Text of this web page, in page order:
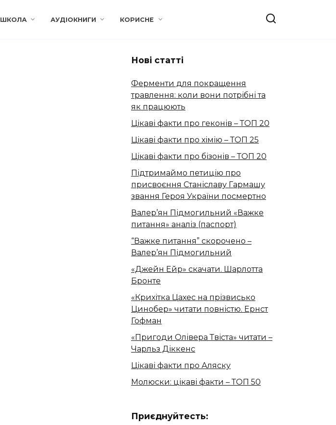
ШКОЛА АУДІОКНИГИ КОРИСНЕ
Нові статті
Ферменти для покращення
травлення: коли вони потрібні та
як працюють
Цікаві факти про геконів – ТОП 20
Цікаві факти про хімію – ТОП 25
Цікаві факти про бізонів – ТОП 20
Підтримаймо петицію про
присвоєння Станіславу Гармашу
звання Героя України посмертно
Валер’ян Підмогильний «Важке
питання» аналіз (паспорт)
“Важке питання” скорочено –
Валер’ян Підмогильний
«Джейн Ейр» скачати. Шарлотта
Бронте
«Крихітка Цахес на прізвисько
Цинобер» читати повністю. Ернст
Гофман
«Пригоди Олівера Твіста» читати –
Чарльз Діккенс
Цікаві факти про Аляску
Молюски: цікаві факти – ТОП 50
Приєднуйтесть: